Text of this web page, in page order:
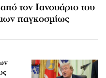
τον Ιανουάριο του
παγκοσμίως